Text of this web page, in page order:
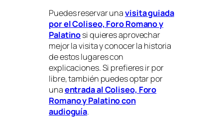
Puedes reservar unavisita guiada
por el Coliseo, Foro Romano y
Palatinosi quieres aprovechar
mejor la visita y conocer la historia
de estos lugares con
explicaciones. Si prefieres ir por
libre, también puedes optar por
unaentrada al Coliseo, Foro
Romano y Palatino con
audioguía.